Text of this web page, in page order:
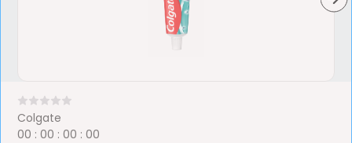
Colgate
00 :00 :00 :00